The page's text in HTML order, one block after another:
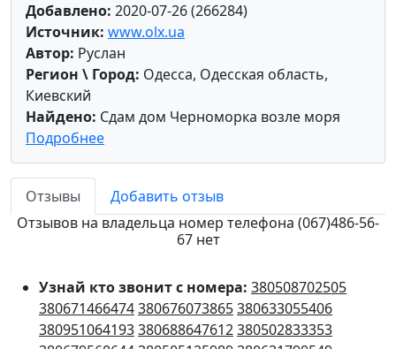
Добавлено: 2020-07-26 (266284)
Источник: www.olx.ua
Автор: Руслан
Регион \ Город: Одесса, Одесская область,
Киевский
Найдено: Сдам дом Черноморка возле моря
Подробнее
Отзывы
Добавить отзыв
Отзывов на владельца номер телефона (067)486-56-
67 нет
Узнай кто звонит с номера: 380508702505
380671466474380676073865380633055406
380951064193380688647612380502833353